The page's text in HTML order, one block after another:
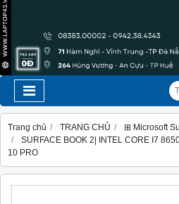
Trang chủ TRANG CHỦ
⊞ Microsoft
SURFACE BOOK 2| INTEL CORE I7
10 PRO